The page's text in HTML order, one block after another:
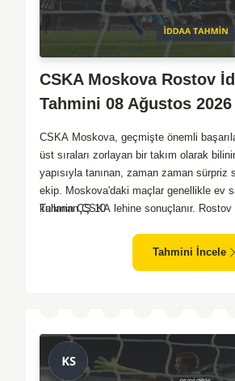
CSKA Moskova Rostov
Tahmini 08 Ağustos 2026
CSKA Moskova, geçmişte önemli
üst sıraları zorlayan bir takım olarak
yapısıyla tanınan, zaman zaman sürpriz
ekip. Moskova'daki maçlar genellikle ev
kullanan CSKA lehine sonuçlanır.
CSKA'nın az farkla da olsa üstün
Tahmin ÇŞ 10
Tahmini İncele